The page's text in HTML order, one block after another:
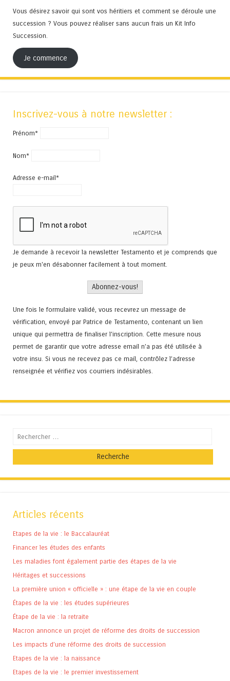
Vous désirez savoir qui sont vos héritiers et comment se déroule une
succession ? Vous pouvez réaliser sans aucun frais un Kit Info
Succession.
Je commence
Inscrivez-vous à notre newsletter :
Prénom*
Nom*
Adresse e-mail*
Je demande à recevoir la newsletter Testamento et je comprends que
je peux m'en désabonner facilement à tout moment.
Une fois le formulaire validé, vous recevrez un message de
vérification, envoyé par Patrice de Testamento, contenant un lien
unique qui permettra de finaliser l'inscription. Cette mesure nous
permet de garantir que votre adresse email n’a pas été utilisée à
votre insu. Si vous ne recevez pas ce mail, contrôlez l’adresse
renseignée et vérifiez vos courriers indésirables.
Recherche
Articles récents
Etapes de la vie : le Baccalauréat
Financer les études des enfants
Les maladies font également partie des étapes de la vie
Héritages et successions
La première union « officielle » : une étape de la vie en couple
Étapes de la vie : les études supérieures
Étape de la vie : la retraite
Macron annonce un projet de réforme des droits de succession
Les impacts d’une réforme des droits de succession
Etapes de la vie : la naissance
Etapes de la vie : le premier investissement